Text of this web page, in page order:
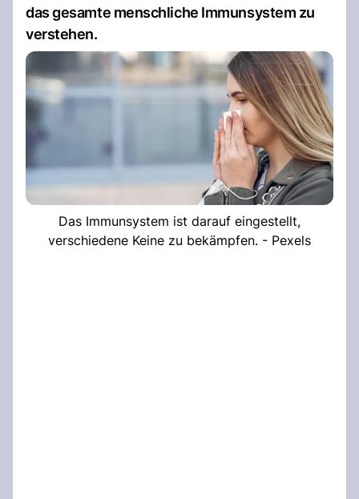
das gesamte menschliche Immunsystem zu
verstehen.
Das Immunsystem ist darauf eingestellt,
verschiedene Keine zu bekämpfen. - Pexels